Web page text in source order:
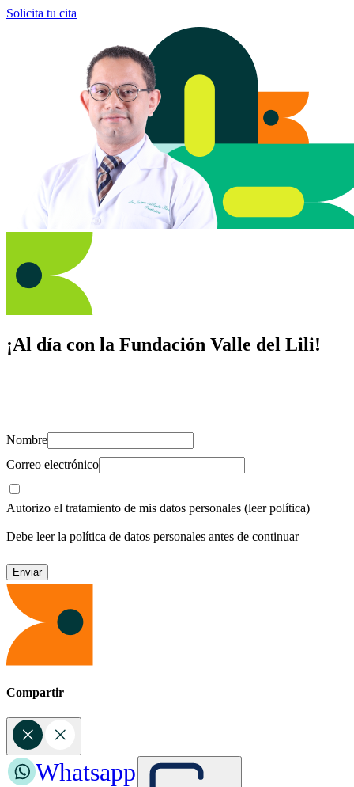
Solicita tu cita
¡Al día con la Fundación Valle del Lili!
Nombre
Correo electrónico
Autorizo el tratamiento de mis datos personales (leer política)
Debe leer la política de datos personales antes de continuar
Compartir
Whatsapp